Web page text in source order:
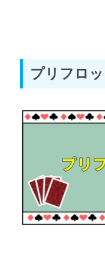
ズ・プロテクションベ
テキサスホールデムポ
番外編 専門用語集
テキサスホールデム専
プリフロ